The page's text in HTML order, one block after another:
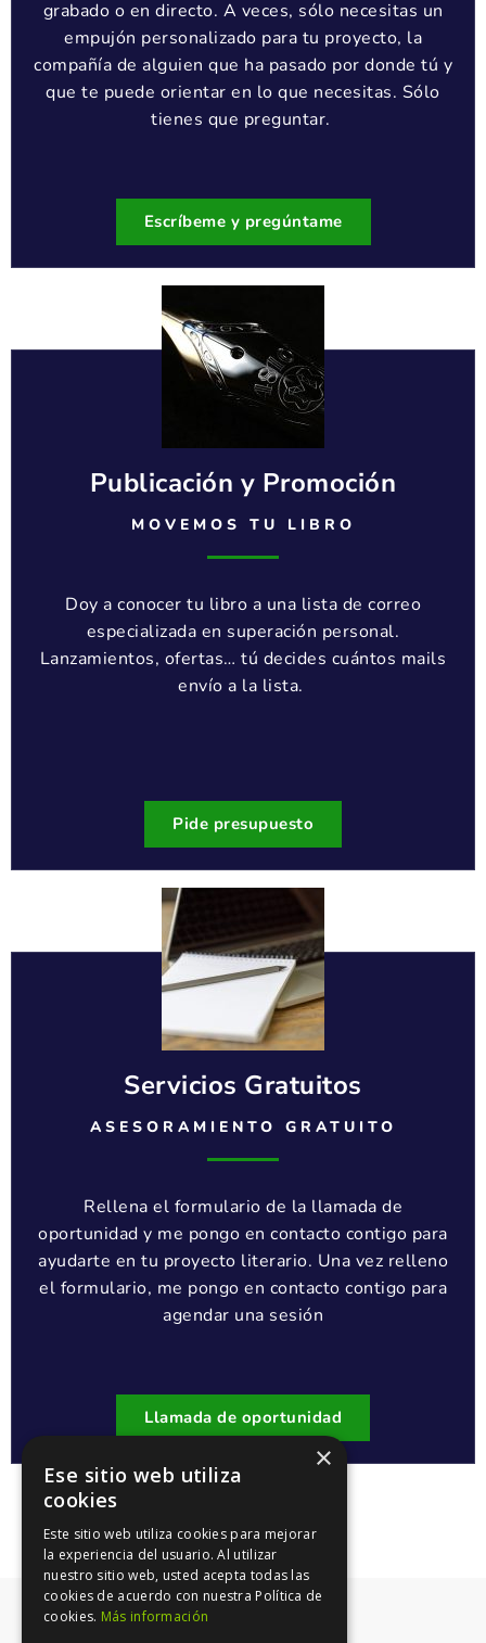
grabado o en directo. A veces, sólo necesitas un
empujón personalizado para tu proyecto, la
compañía de alguien que ha pasado por donde tú y
que te puede orientar en lo que necesitas. Sólo
tienes que preguntar.
Escríbeme y pregúntame
Publicación y Promoción
MOVEMOS TU LIBRO
Doy a conocer tu libro a una lista de correo
especializada en superación personal.
Lanzamientos, ofertas… tú decides cuántos mails
envío a la lista.
Pide presupuesto
Servicios Gratuitos
ASESORAMIENTO GRATUITO
Rellena el formulario de la llamada de
oportunidad y me pongo en contacto contigo para
ayudarte en tu proyecto literario. Una vez relleno
el formulario, me pongo en contacto contigo para
agendar una sesión
Llamada de oportunidad
×
Ese sitio web utiliza
cookies
Este sitio web utiliza cookies para mejorar
la experiencia del usuario. Al utilizar
nuestro sitio web, usted acepta todas las
cookies de acuerdo con nuestra Política de
cookies. Más información